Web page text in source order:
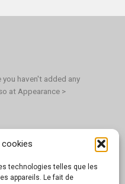
technologies telles que les
appareils. Le fait de
haven't added any
at Appearance >